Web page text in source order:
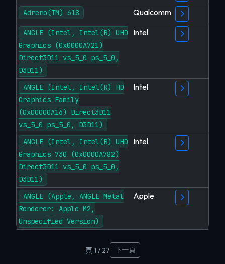
Adreno(TM) 618 Qualcomm
ANGLE (Intel, Intel(R) UHD
Graphics (0x0000A721)
Direct3D11 vs_5_0 ps_5_0,
D3D11)
Intel
ANGLE (Intel, Intel(R) HD
Graphics Family
(0x00000A16) Direct3D11
vs_5_0 ps_5_0, D3D11)
Intel
ANGLE (Intel, Intel(R) UHD
Graphics 730 (0x0000A782)
Direct3D11 vs_5_0 ps_5_0,
D3D11)
Intel
ANGLE (Apple, ANGLE Metal
Renderer: Apple M2,
Unspecified Version)
Apple
頁 1 / 27 下一頁